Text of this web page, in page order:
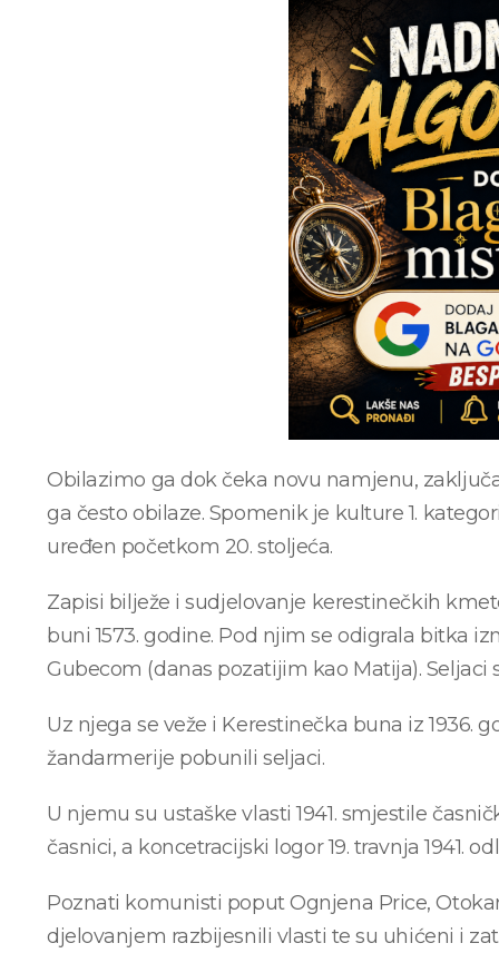
Obilazimo ga dok čeka novu namjenu,
ga često obilaze. Spomenik je kulture 1.
uređen početkom 20. stoljeća.
Zapisi bilježe i sudjelovanje kerestinečkih
buni 1573. godine. Pod njim se odigrala bitka
Gubecom (danas pozatijim kao Matija). Seljaci
Uz njega se veže i Kerestinečka buna iz 1936.
žandarmerije pobunili seljaci.
U njemu su ustaške vlasti 1941. smjestile
časnici, a koncetracijski logor 19. travnja 1941.
Poznati komunisti poput Ognjena Price,
djelovanjem razbijesnili vlasti te su uhićeni i